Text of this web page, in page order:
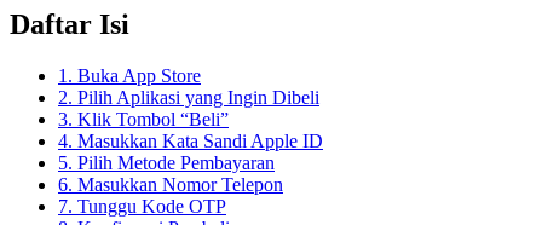
Daftar Isi
1. Buka App Store
2. Pilih Aplikasi yang Ingin Dibeli
3. Klik Tombol “Beli”
4. Masukkan Kata Sandi Apple ID
5. Pilih Metode Pembayaran
6. Masukkan Nomor Telepon
7. Tunggu Kode OTP